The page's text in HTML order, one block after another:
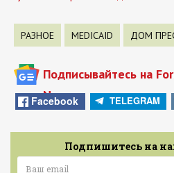
РАЗНОЕ MEDICAID ДОМ
Подписывайтесь на
News
Facebook TELEGRAM
Подпишитесь на